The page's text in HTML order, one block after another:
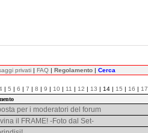
privati | FAQ | Regolamento | Cerca
| 5 | 6 | 7 | 8 | 9 | 10 | 11 | 12 | 13 | 14 | 15 | 16 | 17
per i moderatori del forum
il FRAME! -Foto dal Set-